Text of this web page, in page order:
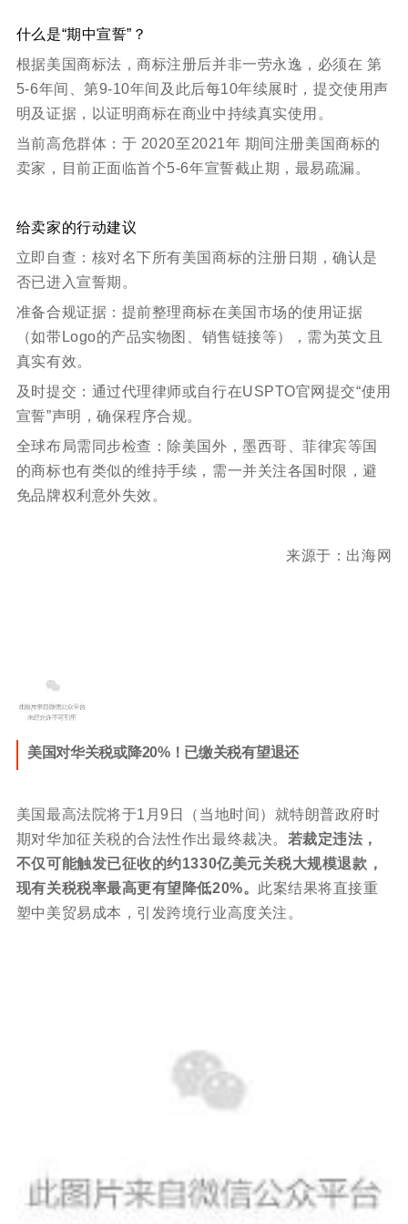
什么是“期中宣誓”？
根据美国商标法，商标注册后并非一劳永逸，必须在 第
5-6年间、第9-10年间及此后每10年续展时，提交使用声
明及证据，以证明商标在商业中持续真实使用。
当前高危群体：于 2020至2021年 期间注册美国商标的
卖家，目前正面临首个5-6年宣誓截止期，最易疏漏。
给卖家的行动建议
立即自查：核对名下所有美国商标的注册日期，确认是
否已进入宣誓期。
准备合规证据：提前整理商标在美国市场的使用证据
（如带Logo的产品实物图、销售链接等），需为英文且
真实有效。
及时提交：通过代理律师或自行在USPTO官网提交“使用
宣誓”声明，确保程序合规。
全球布局需同步检查：除美国外，墨西哥、菲律宾等国
的商标也有类似的维持手续，需一并关注各国时限，避
免品牌权利意外失效。
来源于：出海网
美国对华关税或降20%！已缴关税有望退还
美国最高法院将于1月9日（当地时间）就特朗普政府时
期对华加征关税的合法性作出最终裁决。 若裁定违法，
不仅可能触发已征收的约1330亿美元关税大规模退款，
现有关税税率最高更有望降低20%。 此案结果将直接重
塑中美贸易成本，引发跨境行业高度关注。